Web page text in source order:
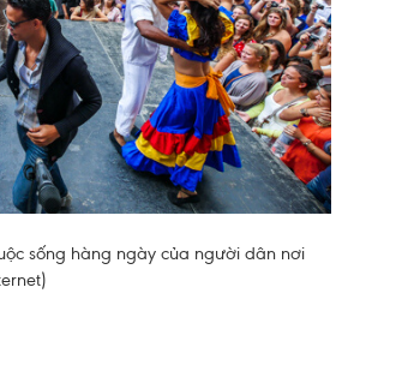
sống hàng ngày của người dân nơi